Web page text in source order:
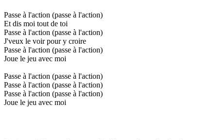
Passe à l'action (passe à l'action)
Et dis moi tout de toi
Passe à l'action (passe à l'action)
J'veux le voir pour y croire
Passe à l'action (passe à l'action)
Joue le jeu avec moi
Passe à l'action (passe à l'action)
Passe à l'action (passe à l'action)
Passe à l'action (passe à l'action)
Joue le jeu avec moi